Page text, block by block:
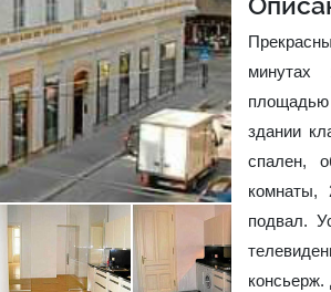
здании
спален,
комнаты,
подвал.